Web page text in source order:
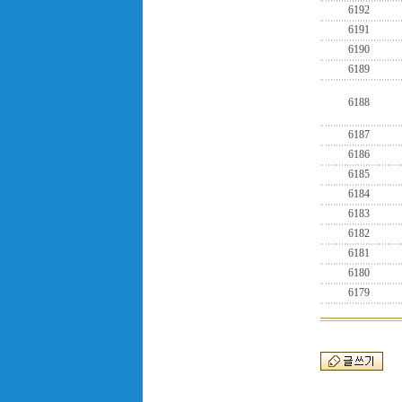
6192
6191
6190
6189
6188
6187
6186
6185
6184
6183
6182
6181
6180
6179